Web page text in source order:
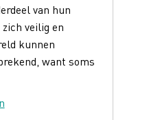
van hun
veilig en
kunnen
want soms